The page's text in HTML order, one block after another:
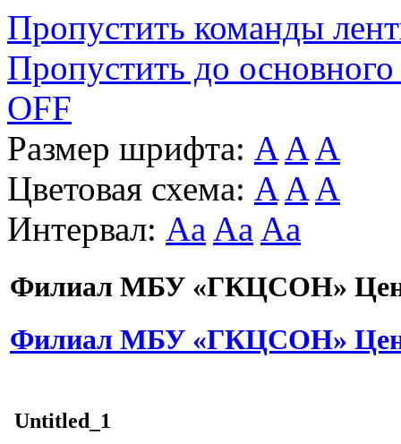
Пропустить команды
Пропустить до основного
OFF
Размер шрифта: A A A
Цветовая схема: A A A
Интервал: Aa Aa Aa
Филиал МБУ «ГКЦСОН»
Филиал МБУ «ГКЦСОН»
Untitled_1